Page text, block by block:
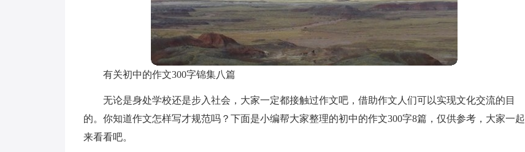
有关初中的作文300字锦集八篇
无论是身处学校还是步入社会，大家一定都接触过作文吧，借助作文人们可以实现文化交流的目
的。你知道作文怎样写才规范吗？下面是小编帮大家整理的初中的作文300字8篇，仅供参考，大家一起
来看看吧。